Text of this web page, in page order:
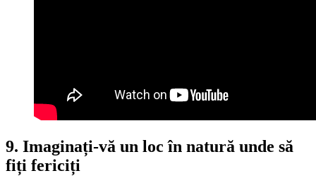
9. Imaginați-vă un loc în natură unde să
fiți fericiți